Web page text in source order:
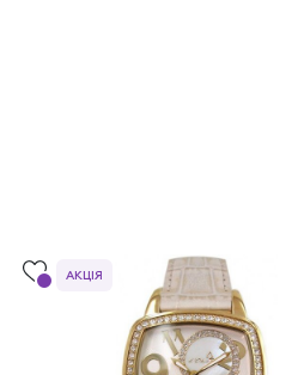
АКЦІЯ